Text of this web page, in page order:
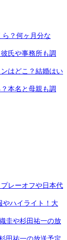
？何ヶ月分な
氏や事務所も調
はどこ？結婚はい
本名と母親も調
レーオフや日本代
やハイライト！大
圭や杉田祐一の放